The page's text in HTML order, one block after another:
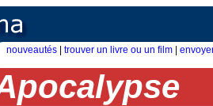
nouveautés trouver un livre ou un film